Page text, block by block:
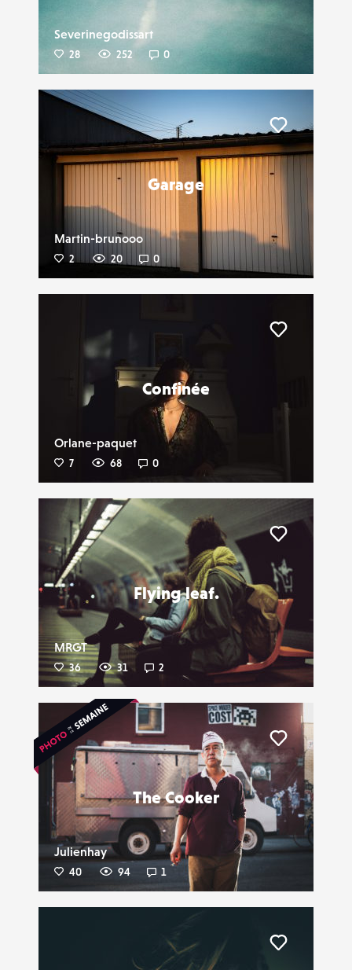
Severinegodissart
28 252 0
Garage
Martin-brunooo
2 20 0
Liker
Confinée
Orlane-paquet
7 68 0
Flying leaf.
MRGT
36 31 2
The Cooker
Julienhay
40 94 1
Liker